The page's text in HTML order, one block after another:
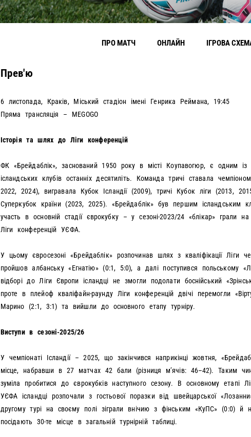
ПРО МАТЧ ОНЛАЙН ІГРОВА
Прев'ю
6 листопада, Краків, Міський стадіон імені Генрика Реймана, 19:45
Пряма трансляція – MEGOGO
Історія та шлях до Ліги конференцій
ФК «Брейдаблік», заснований 1950 року в місті Коупавогюр, є одним із
ісландських клубів останніх десятиліть. Команда тричі ставала
2022, 2024), вигравала Кубок Ісландії (2009), тричі Кубок ліги (2013,
Суперкубок країни (2023, 2025). «Брейдаблік» був першим ісландським
участь в основній стадії єврокубку – у сезоні-2023/24 «блікар» грали на
Ліги конференцій УЄФА.
У цьому євросезоні «Брейдаблік» розпочинав шлях з кваліфікації Ліги
пройшов албанську «Егнатію» (0:1, 5:0), а далі поступився польському
відборі до Ліги Європи ісландці не змогли подолати боснійський
проте в плейоф кваліфайн-раунду Ліги конференцій двічі перемогли
Марино (2:1, 3:1) та вийшли до основного етапу турніру.
Виступи в сезоні-2025/26
У чемпіонаті Ісландії – 2025, що закінчився наприкінці жовтня,
місце, набравши в 27 матчах 42 бали (різниця мʼячів: 46–42). Таким
зуміла пробитися до єврокубків наступного сезону. В основному етапі
УЄФА ісландці розпочали з гостьової поразки від швейцарської
другому турі на своєму полі зіграли внічию з фінським «КуПС» (0:0) й
посідають 30-те місце в загальній турнірній таблиці.